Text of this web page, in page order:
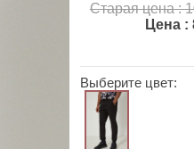
Старая цена :
Цена :
Выберите цвет: